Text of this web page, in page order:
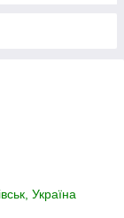
Україна